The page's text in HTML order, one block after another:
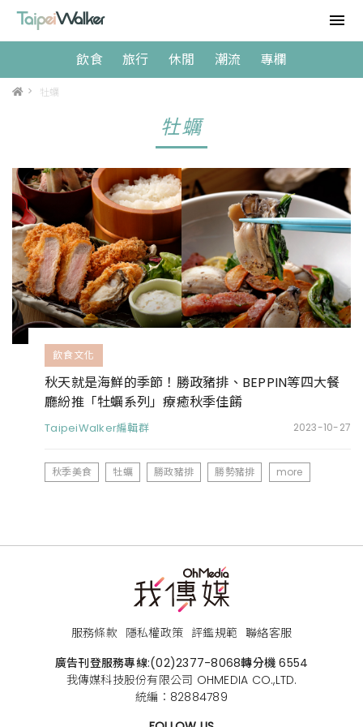
飲食 旅行 休閒 潮流 專欄
> 牡蠣
牡蠣
飲食文化
秋天就是海鮮的季節！勝政豬排、BEPPIN等四大餐
廳紛推「牡蠣系列」療癒秋季佳餚
TaipeiWalker編輯群 2023-10-27
秋季美食 牡蠣 勝政豬排 勝勢豬排 more
服務條款 隱私權政策 評鑑規範 聯絡客服
廣告刊登服務專線:(02)2377-8068轉分機 6554
我傳媒科技股份有限公司 OHMEDIA CO.,LTD.
統編：82884789